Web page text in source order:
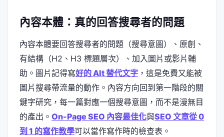
內容本體：真的回答搜尋者的問題
內容本體要回答搜尋者的問題（搜尋意圖）、原創、
有結構（H2、H3 標題層次）、加入圖片或影片輔
助。圖片記得寫好的 Alt 替代文字 ，這是免費又能被
圖片搜尋帶流量的動作。內容方向回到第一階段的關
鍵字研究，每一篇對應一個搜尋意圖，而不是漫無目
的產出。 On-Page SEO 內容最佳化與SEO 文章從 0
到 1 的寫作教學可以當作寫作時的檢查表。